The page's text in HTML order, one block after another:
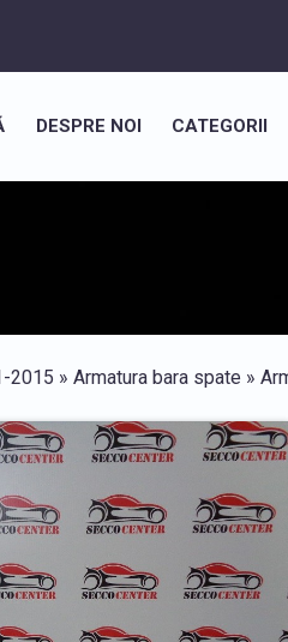
DESPRE NOI CATEGORII
2015 » Armatura bara spate »